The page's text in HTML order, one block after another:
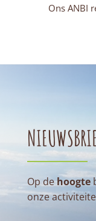
Ons ANBI
Op dehoogte
onze